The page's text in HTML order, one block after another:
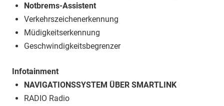
Notbrems-Assistent
Verkehrszeichenerkennung
Müdigkeitserkennung
Geschwindigkeitsbegrenzer
Infotainment
NAVIGATIONSSYSTEM ÜBER SMARTLINK
RADIO Radio